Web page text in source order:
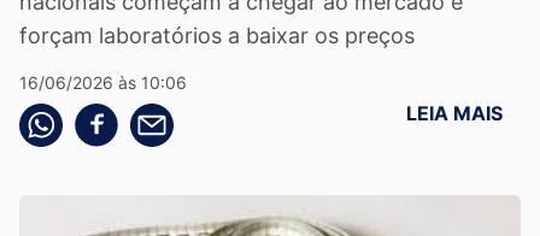
forçam laboratórios a baixar os preços
16/06/2026 às 10:06
Compartilhe pelo whatsapp
Compartilhar no facebook
Compartilhe pelo email LEIA MAIS